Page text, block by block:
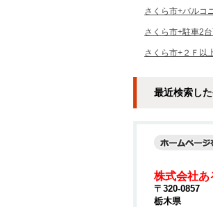
さくら市+バルコ
さくら市+駐車2
さくら市+２Ｆ以
最近検索し
株式会社あ
〒320-0857
栃木県